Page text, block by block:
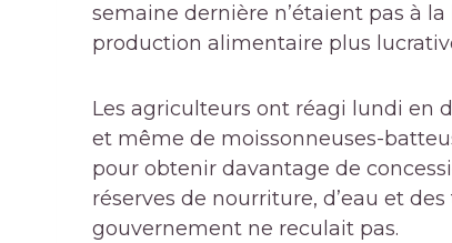
semaine dernière n’étaient pas à
production alimentaire plus
Les agriculteurs ont réagi lundi en
et même de moissonneuses-
pour obtenir davantage de
réserves de nourriture, d’eau et
gouvernement ne reculait pas.